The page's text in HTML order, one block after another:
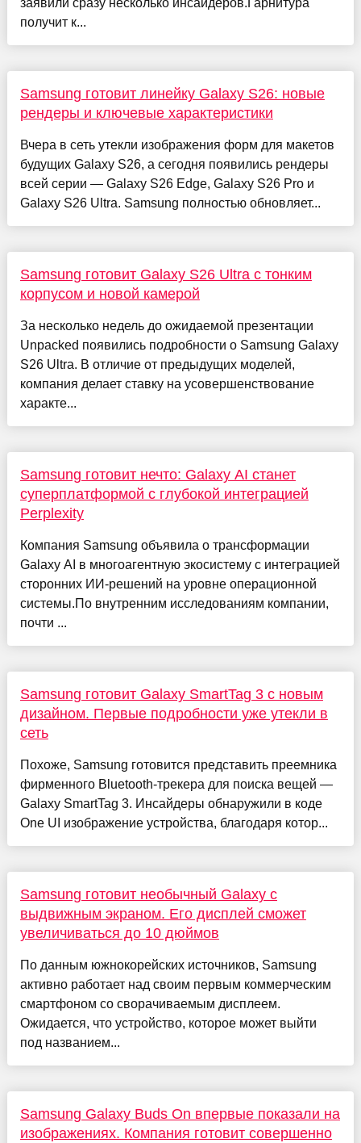
заявили сразу несколько инсайдеров.Гарнитура
получит к...
Samsung готовит линейку Galaxy S26: новые
рендеры и ключевые характеристики
Вчера в сеть утекли изображения форм для макетов
будущих Galaxy S26, а сегодня появились рендеры
всей серии — Galaxy S26 Edge, Galaxy S26 Pro и
Galaxy S26 Ultra. Samsung полностью обновляет...
Samsung готовит Galaxy S26 Ultra с тонким
корпусом и новой камерой
За несколько недель до ожидаемой презентации
Unpacked появились подробности о Samsung Galaxy
S26 Ultra. В отличие от предыдущих моделей,
компания делает ставку на усовершенствование
характе...
Samsung готовит нечто: Galaxy AI станет
суперплатформой с глубокой интеграцией
Perplexity
Компания Samsung объявила о трансформации
Galaxy AI в многоагентную экосистему с интеграцией
сторонних ИИ-решений на уровне операционной
системы.По внутренним исследованиям компании,
почти ...
Samsung готовит Galaxy SmartTag 3 с новым
дизайном. Первые подробности уже утекли в
сеть
Похоже, Samsung готовится представить преемника
фирменного Bluetooth-трекера для поиска вещей —
Galaxy SmartTag 3. Инсайдеры обнаружили в коде
One UI изображение устройства, благодаря котор...
Samsung готовит необычный Galaxy с
выдвижным экраном. Его дисплей сможет
увеличиваться до 10 дюймов
По данным южнокорейских источников, Samsung
активно работает над своим первым коммерческим
смартфоном со сворачиваемым дисплеем.
Ожидается, что устройство, которое может выйти
под названием...
Samsung Galaxy Buds On впервые показали на
изображениях. Компания готовит совершенно